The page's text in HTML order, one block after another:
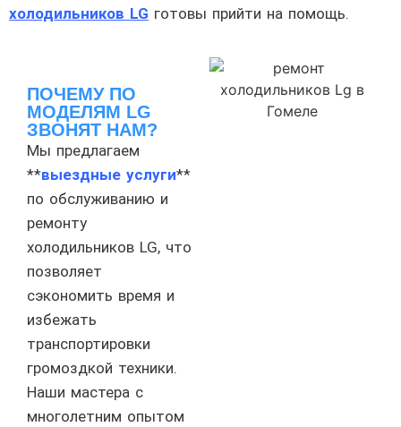
холодильников LG готовы прийти на помощь.
ПОЧЕМУ ПО
МОДЕЛЯМ LG
ЗВОНЯТ НАМ?
Мы предлагаем
**выездные услуги**
по обслуживанию и
ремонту
холодильников LG, что
позволяет
сэкономить время и
избежать
транспортировки
громоздкой техники.
Наши мастера с
многолетним опытом